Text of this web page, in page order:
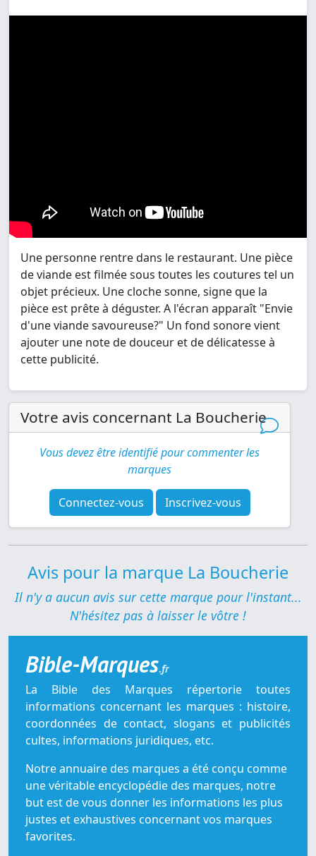
Une personne rentre dans le restaurant. Une pièce
de viande est filmée sous toutes les coutures tel un
objet précieux. Une cloche sonne, signe que la
pièce est prête à déguster. A l'écran apparaît "Envie
d'une viande savoureuse?" Un fond sonore vient
ajouter une note de douceur et de délicatesse à
cette publicité.
Votre avis concernant La Boucherie
Vous devez être identifié pour commenter les
marques
Connectez-vous Inscrivez-vous
Avis pour la marque La Boucherie
Il n'y a aucun avis sur cette marque pour l'instant...
N'hésitez pas à laisser le vôtre !
Bible-Marques.fr
La Bible des Marques répertorie toutes
informations concernant les marques : histoire,
coordonnées de contact, slogans et publicités
cultes, informations juridiques, etc.
Notre annuaire des marques a été conçu comme
une véritable encyclopédie des marques, notre
but est de vous donner les informations les plus
justes et exhaustives concernant vos marques
favorites.